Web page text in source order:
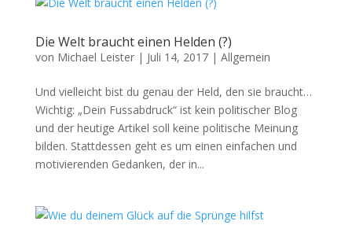
Die Welt braucht einen Helden (?)
von Michael Leister| Juli 14, 2017| Allgemein
Und vielleicht bist du genau der Held, den sie braucht…
Wichtig: „Dein Fussabdruck“ ist kein politischer Blog
und der heutige Artikel soll keine politische Meinung
bilden. Stattdessen geht es um einen einfachen und
motivierenden Gedanken, der in...